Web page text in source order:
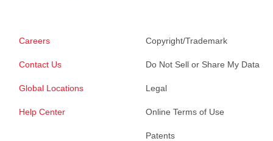
Careers
Contact Us
Global Locations
Help Center
Copyright/Trademark
Do Not Sell or Share My Data
Legal
Online Terms of Use
Patents